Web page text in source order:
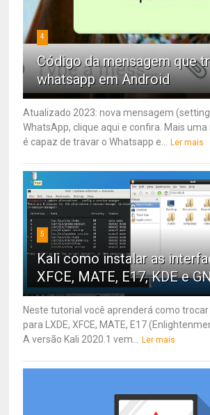
4
Código da mensagem que
whatsapp em Android
Atualizado 2023: nova mensagem
WhatsApp, clique aqui e confira. Mais
é capaz de travar o Whatsapp e...
Ler mais
5
Kali como instalar as
XFCE, MATE, E17, KDE e
Neste tutorial você aprenderá como
para LXDE, XFCE, MATE, E17
A versão Kali 2020.1 vem...
Ler mais